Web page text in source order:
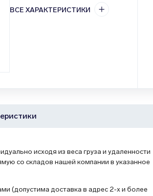
ВСЕ ХАРАКТЕРИСТИКИ
исходя из веса груза и удаленности
со складов нашей компании в указанное
(допустима доставка в адрес 2-х и более